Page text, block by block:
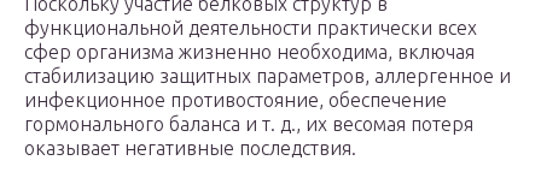
функциональной деятельности практически всех
сфер организма жизненно необходима, включая
стабилизацию защитных параметров, аллергенное и
инфекционное противостояние, обеспечение
гормонального баланса и т. д., их весомая потеря
оказывает негативные последствия.